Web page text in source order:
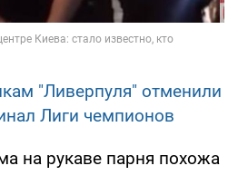
"Ливерпуля" отменили
Лиги чемпионов
на рукаве парня похожа